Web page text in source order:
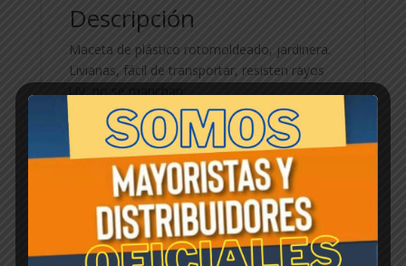
Descripción
Maceta de plástico rotomoldeado, jardinera.
Livianas, fácil de transportar, resisten rayos
Productos relacionados